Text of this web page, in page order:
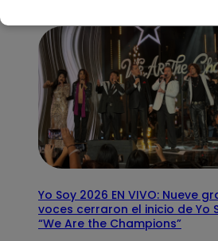
Yo Soy 2026 EN VIVO: Nueve
voces cerraron el inicio de Yo
“We Are the Champions”